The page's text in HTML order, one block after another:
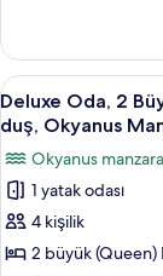
için
tüm
fotoğrafları
görün
(Queen)
Boy
Yatak,
Bahçe
Manzaralı
(Accessible
Room)
hakkında
daha
fazla
Deluxe
Oda,
Büyük
(Queen)
Boy
Yatak,
3
Deluxe Oda, 2
duş, Okyanus
Okyanus
1 yatak odası
4 kişilik
2 büyük (Queen)